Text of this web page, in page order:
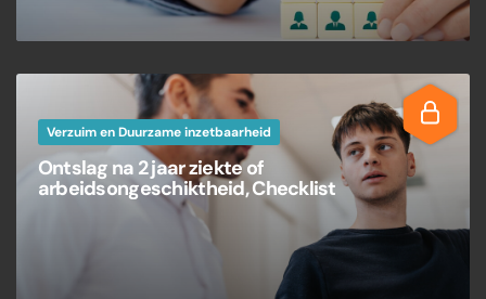
Verzuim en Duurzame inzetbaarheid
Ontslag na 2 jaar ziekte of
arbeidsongeschiktheid, Checklist